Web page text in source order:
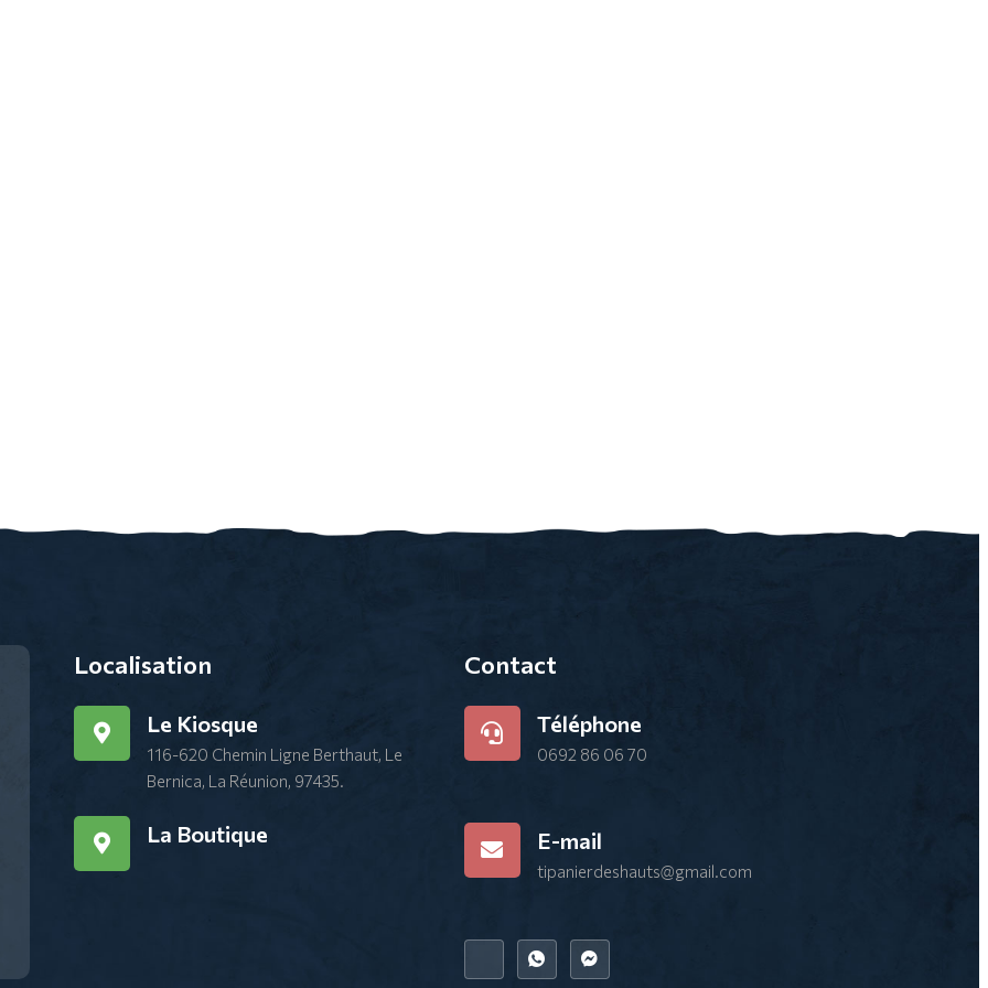
Localisation
Le Kiosque
116-620 Chemin Ligne Berthaut, Le
Bernica, La Réunion, 97435.
La Boutique
Contact
Téléphone
0692 86 06 70
E-mail
tipanierdeshauts@gmail.com